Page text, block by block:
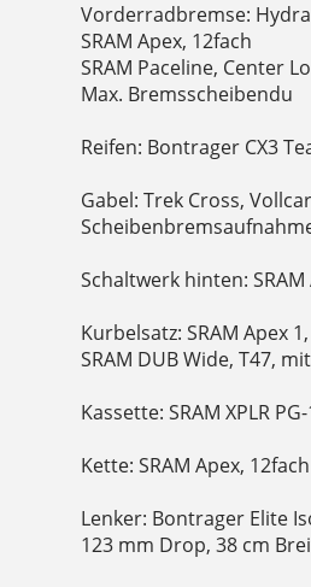
Vorderradbremse:
SRAM Apex, 12fach
SRAM Paceline, Center
Max. Bremsscheibendu
Reifen: Bontrager CX3
Gabel: Trek Cross,
Schaltwerk hinten:
Kurbelsatz: SRAM Apex
SRAM DUB Wide, T47,
Kassette: SRAM XPLR
Kette: SRAM Apex, 12fach
Lenker: Bontrager Elite
123 mm Drop, 38 cm